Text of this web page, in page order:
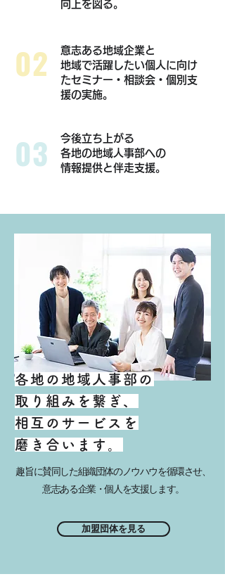
向上を図る。
02
意志ある地域企業と
地域で活躍したい個人に向け
たセミナー・ 相談会・個別支
援の実施。
03
今後立ち上がる
各地の地域人事部への
​情報提供と伴走支援。
各地の地域人事部の
取り組みを繋ぎ、
相互のサービスを
磨き合います。
趣旨に賛同した組織団体のノウハウを循環させ、
意志ある企業・個人を支援します。
加盟団体を見る